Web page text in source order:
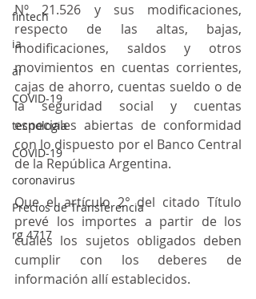
fintech
ia
ai
COVID-19
tecnologia
COVID-19
coronavirus
Precios de Transferencia
rg 4717
Nº 21.526 y sus modificaciones,
respecto de las altas, bajas,
modificaciones, saldos y otros
movimientos en cuentas corrientes,
cajas de ahorro, cuentas sueldo o de
la seguridad social y cuentas
especiales abiertas de conformidad
con lo dispuesto por el Banco Central
de la República Argentina.
Que el artículo 2° del citado Título
prevé los importes a partir de los
cuales los sujetos obligados deben
cumplir con los deberes de
información allí establecidos.